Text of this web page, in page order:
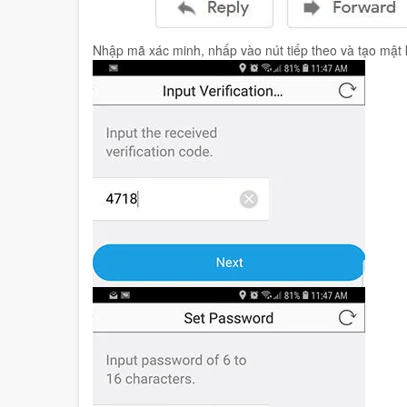
Nhập mã xác minh, nhấp vào nút tiếp theo và tạo mật